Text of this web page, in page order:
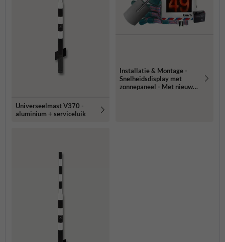
Universeelmast V370 -
aluminium + serviceluik
Installatie & Montage -
Snelheidsdisplay met
zonnepaneel - Met nieuwe